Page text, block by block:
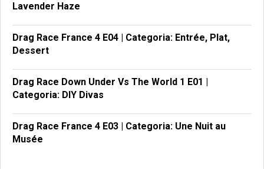
Lavender Haze
Drag Race France 4 E04 | Categoria: Entrée, Plat,
Dessert
Drag Race Down Under Vs The World 1 E01 |
Categoria: DIY Divas
Drag Race France 4 E03 | Categoria: Une Nuit au
Musée